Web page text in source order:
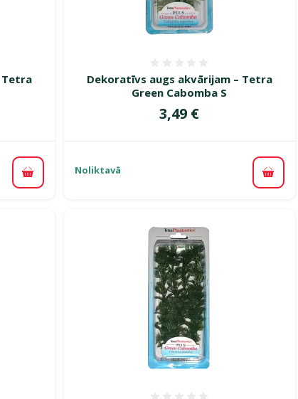
Tetra
Pievienot grozam
Dekoratīvs augs akvārijam – Tetra
Green Cabomba S
Cena
3,49 €
Noliktavā